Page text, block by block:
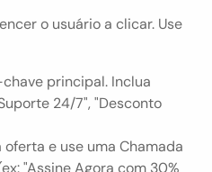
o usuário a clicar. Use
principal. Inclua
24/7", "Desconto
oferta e use uma Chamada
"Assine Agora com 30%